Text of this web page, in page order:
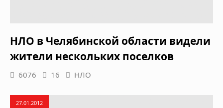
НЛО в Челябинской области видели
жители нескольких поселков
6076 16 НЛО
27.01.2012